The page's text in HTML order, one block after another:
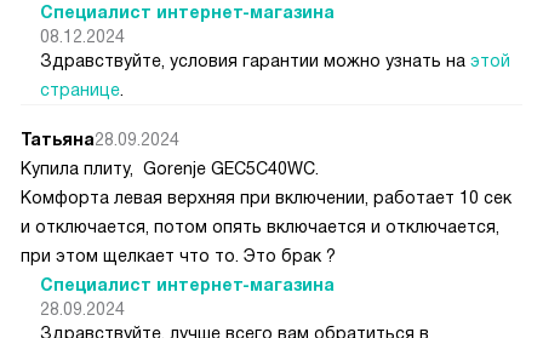
Специалист интернет-магазина
08.12.2024
Здравствуйте, условия гарантии можно узнать на этой
странице
Татьяна28.09.2024
Купила плиту, Gorenje GEC5C40WC.
Комфорта левая верхняя при включении, работает 10 сек
и отключается, потом опять включается и отключается,
при этом щелкает что то. Это брак ?
Специалист интернет-магазина
28.09.2024
Здравствуйте, лучше всего вам обратиться в